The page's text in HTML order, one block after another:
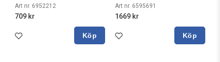
Art nr. 6952212
709 kr
Köp
Art nr. 6595691
1669 kr
Köp